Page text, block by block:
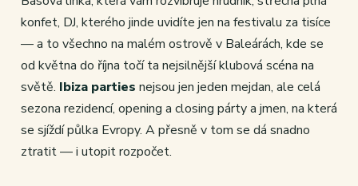
konfet, DJ, kterého jinde uvidíte jen na festivalu za tisíce
— a to všechno na malém ostrově v Baleárách, kde se
od května do října točí ta nejsilnější klubová scéna na
světě. Ibiza parties nejsou jen jeden mejdan, ale celá
sezona rezidencí, opening a closing párty a jmen, na která
se sjíždí půlka Evropy. A přesně v tom se dá snadno
ztratit — i utopit rozpočet.